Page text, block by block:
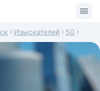
Изыскателей 50